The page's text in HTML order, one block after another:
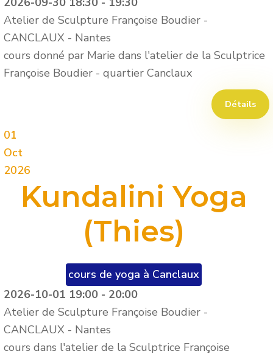
Atelier de Sculpture Françoise Boudier -
CANCLAUX - Nantes
cours donné par Marie dans l'atelier de la Sculptrice
Françoise Boudier - quartier Canclaux
Détails
01
Oct
2026
Kundalini Yoga
(Thies)
cours de yoga à Canclaux
2026-10-01 19:00 - 20:00
Atelier de Sculpture Françoise Boudier -
CANCLAUX - Nantes
cours dans l'atelier de la Sculptrice Françoise